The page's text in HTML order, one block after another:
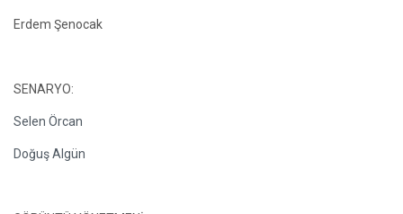
Erdem Şenocak
SENARYO:
Selen Örcan
Doğuş Algün